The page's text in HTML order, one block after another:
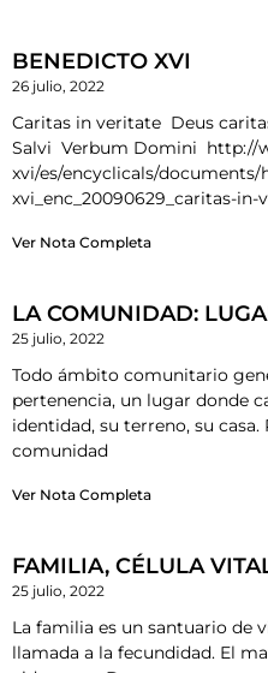
BENEDICTO XVI
26 julio, 2022
Caritas in veritate Deus
Salvi Verbum Domini http://
xvi/es/encyclicals/documents/
xvi_enc_20090629_caritas-
Ver Nota Completa
LA COMUNIDAD:
25 julio, 2022
Todo ámbito comunitario
pertenencia, un lugar donde
identidad, su terreno, su
comunidad
Ver Nota Completa
FAMILIA, CÉLULA
25 julio, 2022
La familia es un santuario de
llamada a la fecundidad. El